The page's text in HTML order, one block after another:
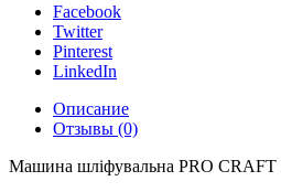
Facebook
Twitter
Pinterest
LinkedIn
Описание
Отзывы (0)
Машина шліфувальна PRO CRAFT